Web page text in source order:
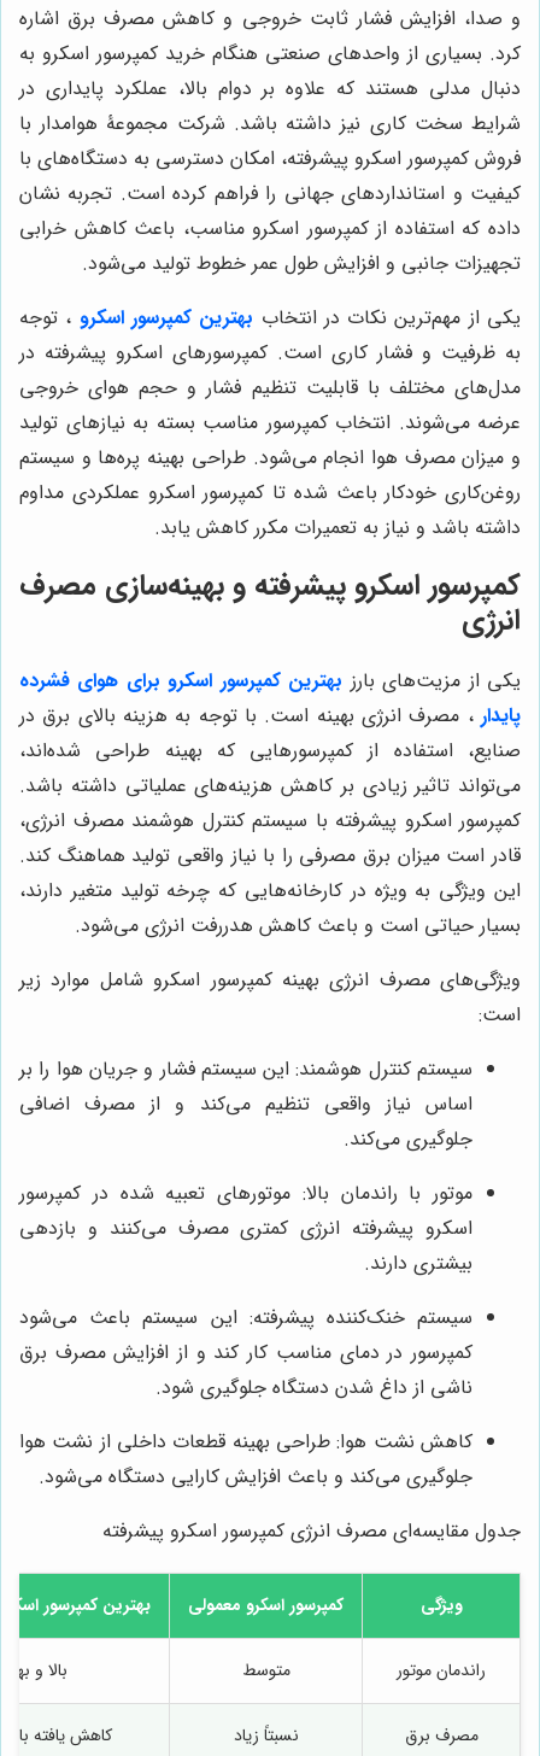
و صدا، افزایش فشار ثابت خروجی و کاهش مصرف برق اشاره
کرد. بسیاری از واحدهای صنعتی هنگام خرید کمپرسور اسکرو به
دنبال مدلی هستند که علاوه بر دوام بالا، عملکرد پایداری در
شرایط سخت کاری نیز داشته باشد. شرکت مجموعۀ هوامدار با
فروش کمپرسور اسکرو پیشرفته، امکان دسترسی به دستگاه‌های با
کیفیت و استانداردهای جهانی را فراهم کرده است. تجربه نشان
داده که استفاده از کمپرسور اسکرو مناسب، باعث کاهش خرابی
تجهیزات جانبی و افزایش طول عمر خطوط تولید می‌شود.
یکی از مهم‌ترین نکات در انتخاب بهترین کمپرسور اسکرو ، توجه
به ظرفیت و فشار کاری است. کمپرسورهای اسکرو پیشرفته در
مدل‌های مختلف با قابلیت تنظیم فشار و حجم هوای خروجی
عرضه می‌شوند. انتخاب کمپرسور مناسب بسته به نیازهای تولید
و میزان مصرف هوا انجام می‌شود. طراحی بهینه پره‌ها و سیستم
روغن‌کاری خودکار باعث شده تا کمپرسور اسکرو عملکردی مداوم
داشته باشد و نیاز به تعمیرات مکرر کاهش یابد.
کمپرسور اسکرو پیشرفته و بهینه‌سازی مصرف
انرژی
یکی از مزیت‌های بارز بهترین کمپرسور اسکرو برای هوای فشرده
پایدار ، مصرف انرژی بهینه است. با توجه به هزینه بالای برق در
صنایع، استفاده از کمپرسورهایی که بهینه طراحی شده‌اند،
می‌تواند تاثیر زیادی بر کاهش هزینه‌های عملیاتی داشته باشد.
کمپرسور اسکرو پیشرفته با سیستم کنترل هوشمند مصرف انرژی،
قادر است میزان برق مصرفی را با نیاز واقعی تولید هماهنگ کند.
این ویژگی به ویژه در کارخانه‌هایی که چرخه تولید متغیر دارند،
بسیار حیاتی است و باعث کاهش هدررفت انرژی می‌شود.
ویژگی‌های مصرف انرژی بهینه کمپرسور اسکرو شامل موارد زیر
است:
سیستم کنترل هوشمند: این سیستم فشار و جریان هوا را بر
اساس نیاز واقعی تنظیم می‌کند و از مصرف اضافی
جلوگیری می‌کند.
موتور با راندمان بالا: موتورهای تعبیه شده در کمپرسور
اسکرو پیشرفته انرژی کمتری مصرف می‌کنند و بازدهی
بیشتری دارند.
سیستم خنک‌کننده پیشرفته: این سیستم باعث می‌شود
کمپرسور در دمای مناسب کار کند و از افزایش مصرف برق
ناشی از داغ شدن دستگاه جلوگیری شود.
کاهش نشت هوا: طراحی بهینه قطعات داخلی از نشت هوا
جلوگیری می‌کند و باعث افزایش کارایی دستگاه می‌شود.
جدول مقایسه‌ای مصرف انرژی کمپرسور اسکرو پیشرفته
ویژگی کمپرسور اسکرو معمولی بهترین کمپرسور
راندمان موتور متوسط بالا و
مصرف برق نسبتاً زیاد کاهش یافته با